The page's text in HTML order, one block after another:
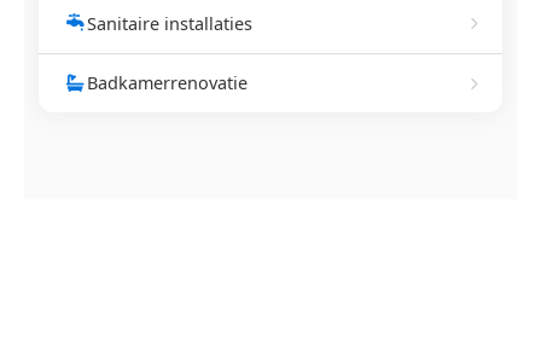
Sanitaire installaties
Badkamerrenovatie